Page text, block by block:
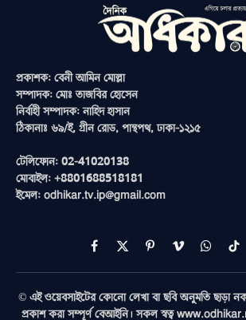
প্রকাশক: বেনী আমিন মোল্লা
সম্পাদক: মোঃ তাজবির হোসেন
নির্বাহী সম্পাদক: নাহিদ হাসান
ঠিকানাঃ ৬৯/ই, গ্রীন রোড, পান্থপথ, ঢাকা-১২১৫
টেলিফোন: 02-41020138
মোবাইল: +8801688518181
ইমেল: odhikar.tv.ip@gmail.com
Facebook
X
(Twitter)
PinterestVimeo
© এই ওয়েবসাইটের কোনো লেখা বা ছবি অনুমতি ছাড়া
প্রকাশ করা সম্পূর্ণ বেআইনি। সকল স্বত্ব